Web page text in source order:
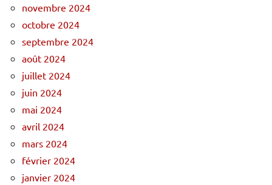
novembre 2024
octobre 2024
septembre 2024
août 2024
juillet 2024
juin 2024
mai 2024
avril 2024
mars 2024
février 2024
janvier 2024